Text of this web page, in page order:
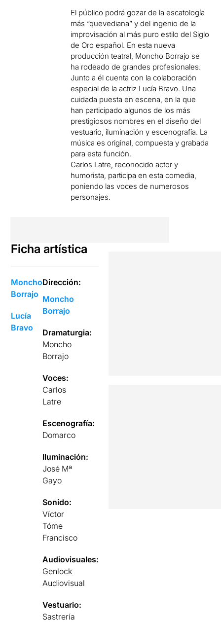
El público podrá gozar de la escatología
más “quevediana” y del ingenio de la
improvisación al más puro estilo del Siglo
de Oro español. En esta nueva
producción teatral, Moncho Borrajo se
ha rodeado de grandes profesionales.
Junto a él cuenta con la colaboración
especial de la actriz Lucía Bravo. Una
cuidada puesta en escena, en la que
han participado algunos de los más
prestigiosos nombres en el diseño del
vestuario, iluminación y escenografía. La
música es original, compuesta y grabada
para esta función.
Carlos Latre, reconocido actor y
humorista, participa en esta comedia,
poniendo las voces de numerosos
personajes.
Ficha artística
Moncho
Borrajo
Lucía
Bravo
Dirección:
Moncho
Borrajo
Dramaturgia:
Moncho
Borrajo
Voces:
Carlos
Latre
Escenografía:
Domarco
Iluminación:
José Mª
Gayo
Sonido:
Víctor
Tóme
Francisco
Audiovisuales:
Genlock
Audiovisual
Vestuario:
Sastrería